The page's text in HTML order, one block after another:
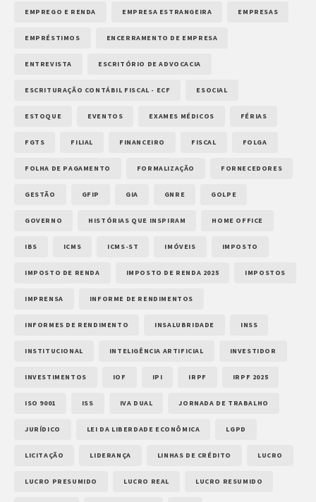
EMPREGO E RENDA EMPRESA ESTRANGEIRA EMPRESAS
EMPRÉSTIMOS ENCERRAMENTO DE EMPRESA
ENTREVISTA ESCRITÓRIO DE ADVOCACIA
ESCRITURAÇÃO CONTÁBIL FISCAL - ECF ESOCIAL
ESTOQUE EVENTOS EXAMES MÉDICOS FÉRIAS
FGTS FILIAL FINANCEIRO FISCAL FOLGA
FOLHA DE PAGAMENTO FORMALIZAÇÃO FORNECEDORES
GESTÃO GFIP GIA GNRE GOLPE
GOVERNO HISTÓRIAS QUE INSPIRAM HOME OFFICE
IBS ICMS ICMS-ST IMÓVEIS IMPOSTO
IMPOSTO DE RENDA IMPOSTO DE RENDA 2025 IMPOSTOS
IMPRENSA INFORME DE RENDIMENTOS
INFORMES DE RENDIMENTO INSALUBRIDADE INSS
INSTITUCIONAL INTELIGÊNCIA ARTIFICIAL INVESTIDOR
INVESTIMENTOS IOF IPI IRPF IRPF 2025
ISO 9001 ISS IVA DUAL JORNADA DE TRABALHO
JURÍDICO LEI DA LIBERDADE ECONÔMICA LGPD
LICITAÇÃO LIDERANÇA LINHAS DE CRÉDITO LUCRO
LUCRO PRESUMIDO LUCRO REAL LUCRO RESUMIDO